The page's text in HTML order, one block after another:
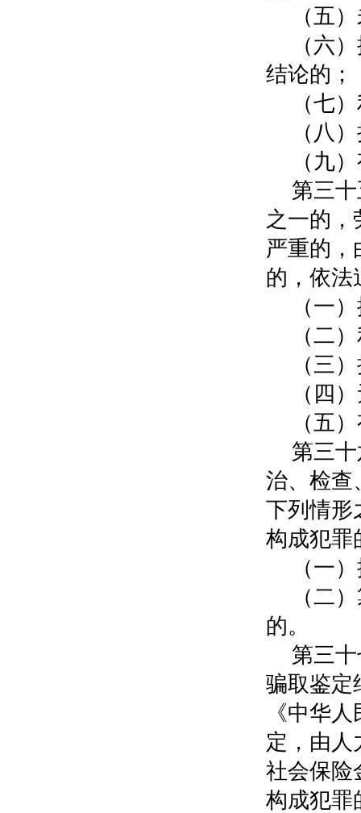
（五
（六
结论的；
（七
（八
（九
第三
之一的，
严重的，
的，依法
（一
（二
（三
（四
（五
第三
治、检查
下列情形
构成犯罪
（一
（二
的。
第三
骗取鉴定
《中华
定，由人
社会保险
构成犯罪